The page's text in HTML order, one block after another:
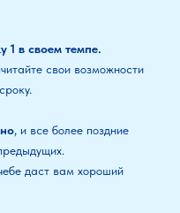
1 в своем темпе.
свои возможности
, и все более поздние
даст вам хороший